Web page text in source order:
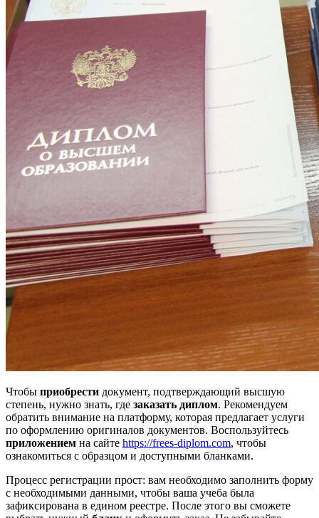
Чтобы приобрести документ, подтверждающий высшую
степень, нужно знать, где заказать диплом. Рекомендуем
обратить внимание на платформу, которая предлагает услуги
по оформлению оригиналов документов. Воспользуйтесь
приложением на сайте https://frees-diplom.com, чтобы
ознакомиться с образцом и доступными бланками.
Процесс регистрации прост: вам необходимо заполнить форму
с необходимыми данными, чтобы ваша учеба была
зафиксирована в едином реестре. После этого вы сможете